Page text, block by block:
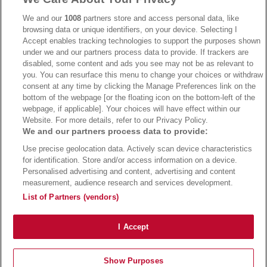
→Bwin Bonus →Bwin besuchen
Alle Anbieter auf dieser Webseite sind offiziell in Deutschland
Bundesligatrend Fussball Bundesliga Tipps
Verantwortung!
We and our1008 partners store and access personal data, like
browsing data or unique identifiers, on your device. Selecting I
Accept enables tracking technologies to support the purposes shown
under we and our partners process data to provide. If trackers are
disabled, some content and ads you see may not be as relevant to
you. You can resurface this menu to change your choices or withdraw
consent at any time by clicking the Manage Preferences link on the
bottom of the webpage [or the floating icon on the bottom-left of the
webpage, if applicable]. Your choices will have effect within our
Website. For more details, refer to our Privacy Policy.
We and our partners process data to provide:
Use precise geolocation data. Actively scan device characteristics
for identification. Store and/or access information on a device.
Personalised advertising and content, advertising and content
measurement, audience research and services development.
List of Partners (vendors)
I Accept
Show Purposes